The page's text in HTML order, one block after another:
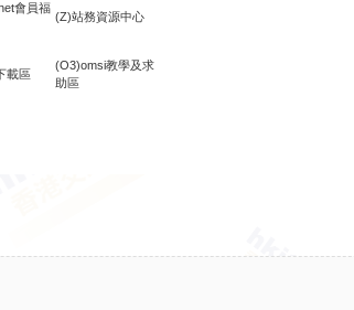
會員福
(Z)站務資源中心
載區
(O3)omsi教學及求
助區